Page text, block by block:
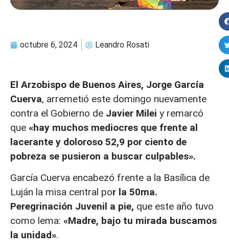
octubre 6, 2024 Leandro Rosati
El Arzobispo de Buenos Aires, Jorge García
Cuerva, arremetió este domingo nuevamente
contra el Gobierno de Javier Milei y remarcó
que «hay muchos mediocres que frente al
lacerante y doloroso 52,9 por ciento de
pobreza se pusieron a buscar culpables».
García Cuerva encabezó frente a la Basílica de
Luján la misa central por la 50ma.
Peregrinación Juvenil a pie, que este año tuvo
como lema: «Madre, bajo tu mirada buscamos
la unidad».